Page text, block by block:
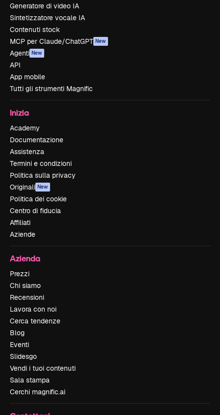
Generatore di video IA
Sintetizzatore vocale IA
Contenuti stock
MCP per Claude/ChatGPT New
Agenti New
API
App mobile
Tutti gli strumenti Magnific
Inizia
Academy
Documentazione
Assistenza
Termini e condizioni
Politica sulla privacy
Originali New
Politica dei cookie
Centro di fiducia
Affiliati
Aziende
Azienda
Prezzi
Chi siamo
Recensioni
Lavora con noi
Cerca tendenze
Blog
Eventi
Slidesgo
Vendi i tuoi contenuti
Sala stampa
Cerchi magnific.ai